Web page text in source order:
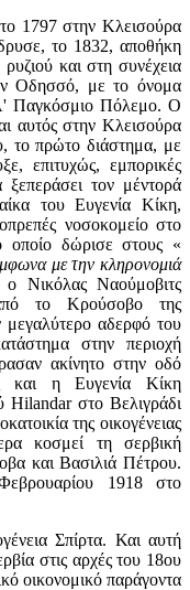
1797 στην Κλεισούρα
το 1832, αποθήκη
και στη συνέχεια
Οδησσό, με το όνομα
Α' Παγκόσμιο Πόλεμο. Ο
αυτός στην Κλεισούρα
το πρώτο διάστημα, με
επιτυχώς, εμπορικές
ξεπεράσει τον μέντορά
του Ευγενία Κίκη,
νοσοκομείο στο
οποίο δώρισε στους «
με την κληρονομιά
Νικόλας Ναούμοβιτς
το Κρούσοβο της
μεγαλύτερο αδερφό του
στην περιοχή
ακίνητο στην οδό
και η Ευγενία Κίκη
Hilandar στο Βελιγράδι
της οικογένειας
κοσμεί τη σερβική
και Βασιλιά Πέτρου.
1918 στο
Σπίρτα. Και αυτή
στις αρχές του 18ου
οικονομικό παράγοντα